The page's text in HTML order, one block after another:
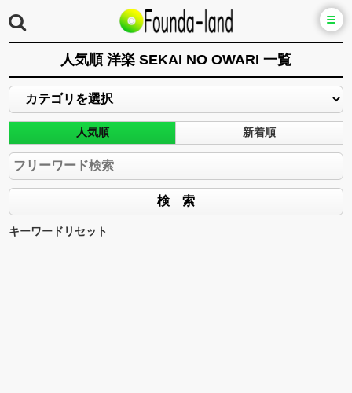
人気順 洋楽 SEKAI NO OWARI 一覧
人気順 新着順
キーワードリセット